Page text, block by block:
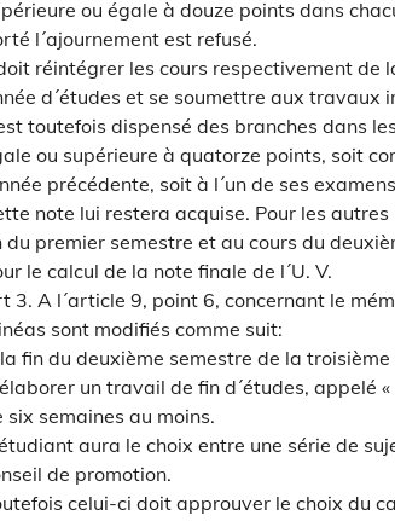
ou égale à douze points dans
l´ajournement est refusé.
réintégrer les cours respectivement de
d´études et se soumettre aux travaux
toutefois dispensé des branches dans
ou supérieure à quatorze points, soit
précédente, soit à l´un de ses
note lui restera acquise. Pour les
du premier semestre et au cours du
le calcul de la note finale de l´U. V.
3. A l´article 9, point 6, concernant le
sont modifiés comme suit:
fin du deuxième semestre de la
un travail de fin d´études, appelé
six semaines au moins.
aura le choix entre une série de
de promotion.
celui-ci doit approuver le choix du